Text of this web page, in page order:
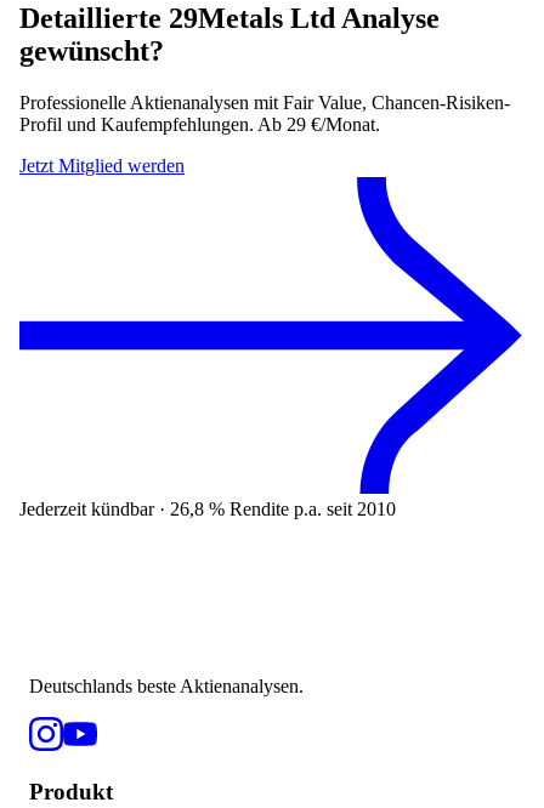
Detaillierte 29Metals Ltd Analyse
gewünscht?
Professionelle Aktienanalysen mit Fair Value, Chancen-Risiken-
Profil und Kaufempfehlungen. Ab 29 €/Monat.
Jetzt Mitglied werden
Jederzeit kündbar · 26,8 % Rendite p.a. seit 2010
Deutschlands beste Aktienanalysen.
Produkt